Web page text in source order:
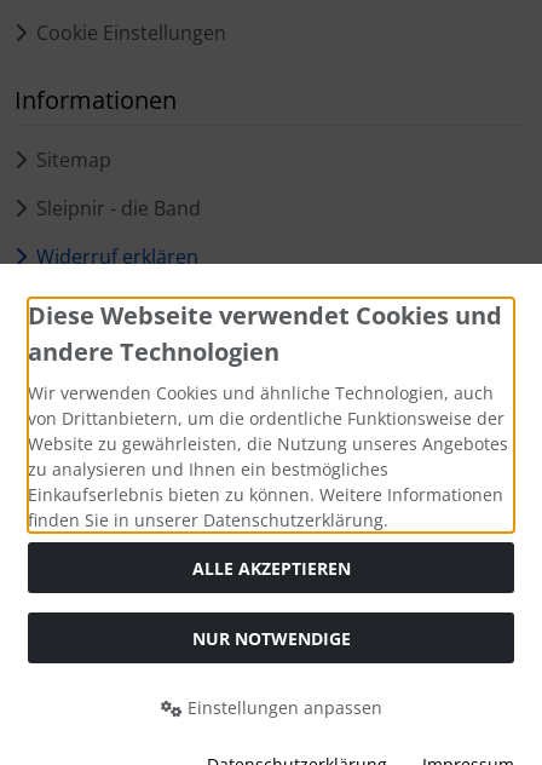
Cookie Einstellungen
Informationen
Sitemap
Sleipnir - die Band
Widerruf erklären
Zahlungsmethoden
Social Media
Alle Preise inkl. gesetzl. MwSt. zzgl.Versandkosten. Die
durchgestrichenen Preise entsprechen dem bisherigen Preis
bei SLEIPNIR BANDSHOP (offiziell).
SLEIPNIR BANDSHOP (offiziell) © 2026 | Template © 2026 by
Karl
Diese Webseite verwendet Cookies und
andere Technologien
Wir verwenden Cookies und ähnliche Technologien, auch
von Drittanbietern, um die ordentliche Funktionsweise der
Website zu gewährleisten, die Nutzung unseres Angebotes
zu analysieren und Ihnen ein bestmögliches
Einkaufserlebnis bieten zu können. Weitere Informationen
finden Sie in unserer Datenschutzerklärung.
ALLE AKZEPTIEREN
NUR NOTWENDIGE
Einstellungen anpassen